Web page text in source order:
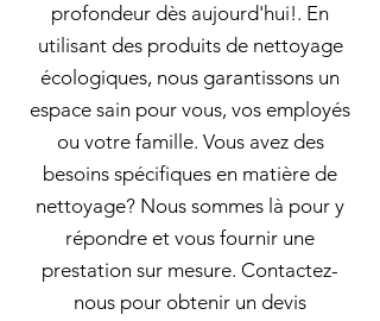
profondeur dès aujourd'hui!. En
utilisant des produits de nettoyage
écologiques, nous garantissons un
espace sain pour vous, vos employés
ou votre famille. Vous avez des
besoins spécifiques en matière de
nettoyage? Nous sommes là pour y
répondre et vous fournir une
prestation sur mesure. Contactez-
nous pour obtenir un devis